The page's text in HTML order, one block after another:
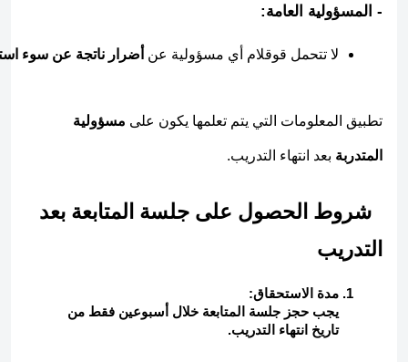
- المسؤولية العامة:
لا تتحمل قوقلام أي مسؤولية عن أضرار ناتجة عن سوء
تطبيق المعلومات التي يتم تعلمها يكون على مسؤولية
المتدربة بعد انتهاء التدريب.
التدريب
مدة الاستحقاق:
يجب حجز جلسة المتابعة خلال أسبوعين فقط من
تاريخ انتهاء التدريب.